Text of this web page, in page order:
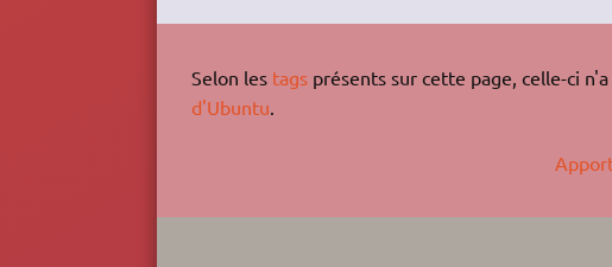
Selon les tagsprésents sur cette page, celle-ci
d'Ubuntu